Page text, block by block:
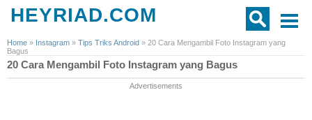
HEYRIAD.COM
Home » Instagram » Tips Triks Android » 20 Cara Mengambil Foto Instagram yang
Bagus
20 Cara Mengambil Foto Instagram yang Bagus
Advertisements